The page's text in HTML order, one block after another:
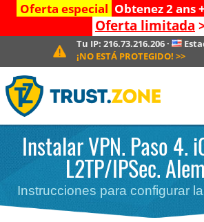
Oferta especial Obtenez 2 ans
Oferta limitada
Tu IP: 216.73.216.206·
¡NO ESTÁ PROTEGIDO! >>
Instalar VPN. Paso 4.
L2TP/IPSec.
Instrucciones para configurar